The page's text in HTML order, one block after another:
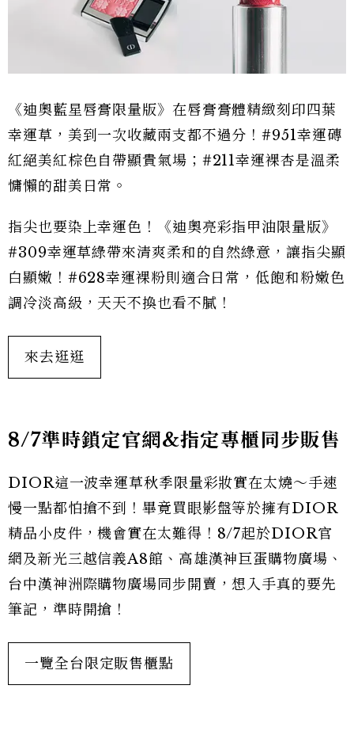
《迪奧藍星唇膏限量版》在唇膏膏體精緻刻印四葉
幸運草，美到一次收藏兩支都不過分！#951幸運磚
紅絕美紅棕色自帶顯貴氣場；#211幸運裸杏是溫柔
慵懶的甜美日常。
指尖也要染上幸運色！《迪奧亮彩指甲油限量版》
#309幸運草綠帶來清爽柔和的自然綠意，讓指尖顯
白顯嫩！#628幸運裸粉則適合日常，低飽和粉嫩色
調冷淡高級，天天不換也看不膩！
來去逛逛
8/7準時鎖定官網&指定專櫃同步販售
DIOR這一波幸運草秋季限量彩妝實在太燒～手速
慢一點都怕搶不到！畢竟買眼影盤等於擁有DIOR
精品小皮件，機會實在太難得！8/7起於DIOR官
網及新光三越信義A8館、高雄漢神巨蛋購物廣場、
台中漢神洲際購物廣場同步開賣，想入手真的要先
筆記，準時開搶！
一覽全台限定販售櫃點